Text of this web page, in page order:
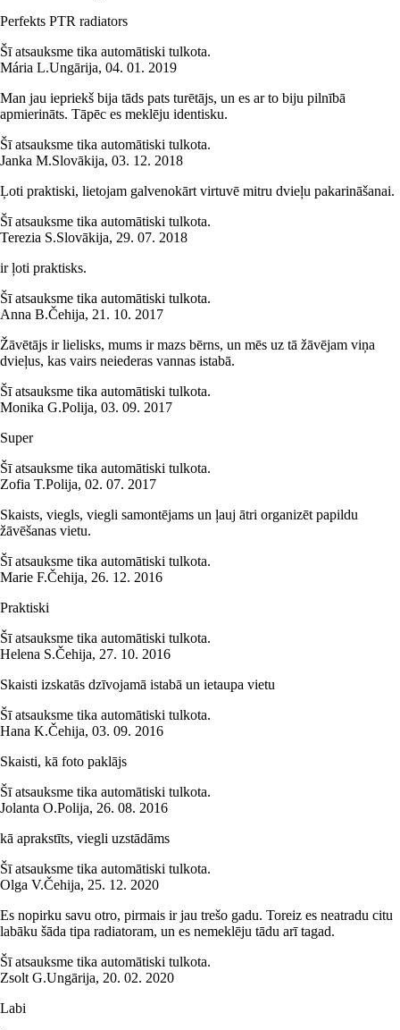
Perfekts PTR radiators
Šī atsauksme tika automātiski tulkota.
Mária L.Ungārija, 04. 01. 2019
Man jau iepriekš bija tāds pats turētājs, un es ar to biju pilnībā
apmierināts. Tāpēc es meklēju identisku.
Šī atsauksme tika automātiski tulkota.
Janka M.Slovākija, 03. 12. 2018
Ļoti praktiski, lietojam galvenokārt virtuvē mitru dvieļu pakarināšanai.
Šī atsauksme tika automātiski tulkota.
Terezia S.Slovākija, 29. 07. 2018
ir ļoti praktisks.
Šī atsauksme tika automātiski tulkota.
Anna B.Čehija, 21. 10. 2017
Žāvētājs ir lielisks, mums ir mazs bērns, un mēs uz tā žāvējam viņa
dvieļus, kas vairs neiederas vannas istabā.
Šī atsauksme tika automātiski tulkota.
Monika G.Polija, 03. 09. 2017
Super
Šī atsauksme tika automātiski tulkota.
Zofia T.Polija, 02. 07. 2017
Skaists, viegls, viegli samontējams un ļauj ātri organizēt papildu
žāvēšanas vietu.
Šī atsauksme tika automātiski tulkota.
Marie F.Čehija, 26. 12. 2016
Praktiski
Šī atsauksme tika automātiski tulkota.
Helena S.Čehija, 27. 10. 2016
Skaisti izskatās dzīvojamā istabā un ietaupa vietu
Šī atsauksme tika automātiski tulkota.
Hana K.Čehija, 03. 09. 2016
Skaisti, kā foto paklājs
Šī atsauksme tika automātiski tulkota.
Jolanta O.Polija, 26. 08. 2016
kā aprakstīts, viegli uzstādāms
Šī atsauksme tika automātiski tulkota.
Olga V.Čehija, 25. 12. 2020
Es nopirku savu otro, pirmais ir jau trešo gadu. Toreiz es neatradu citu
labāku šāda tipa radiatoram, un es nemeklēju tādu arī tagad.
Šī atsauksme tika automātiski tulkota.
Zsolt G.Ungārija, 20. 02. 2020
Labi